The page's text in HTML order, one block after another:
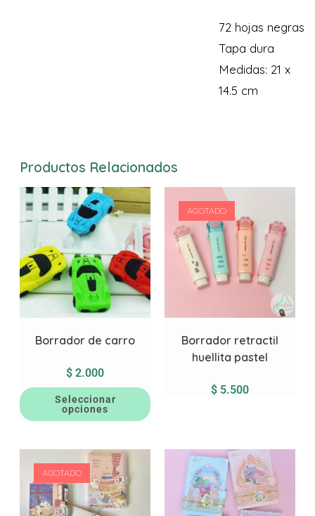
72 hojas negras
Tapa dura
Medidas: 21 x
14.5 cm
Productos Relacionados
Borrador de carro
$ 2.000
Seleccionar
opciones
AGOTADO
Borrador retractil
huellita pastel
$ 5.500
AGOTADO